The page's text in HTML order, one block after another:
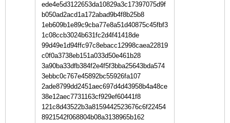
ede4e5d3122653da10829a3c17397075d9f
b050ad2acd1a172abad9b4f8b25b8
1eb609b1e89c9cba77e8a51d40875c45fbf3
1c08ccb3024b631fc2d4f41418de
99d49e1d94ffc97c8ebacc12998caea22819
c0f0a3738eb151a033d50e461b28
3a90ba33dfb384f2e4f5f3bba25643bda574
3ebbc0c767e45892bc55926fa107
2ade8799dd2451aec697d4d43958b4a48ce
38e12aec7731163cf929ef60441f8
121c8d43522b3a8159442523676c6f22454
8921542f068804b08a3138965b162